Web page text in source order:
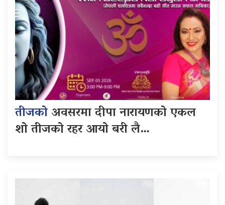
तीजकोअवसरमा दीपा नारायणको एकल
शो तीजको रहर आयो बरी लै…